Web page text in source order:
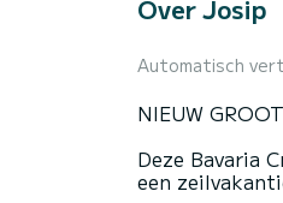
Over Josip
Automatisch
NIEUW
Deze Bavaria
een